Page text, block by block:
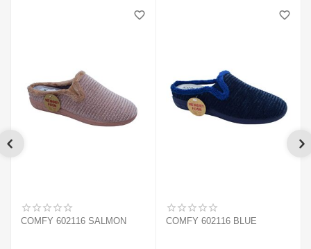
COMFY 602116 SALMON COMFY 602116 BLUE